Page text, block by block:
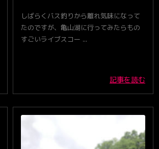
しばらくバス釣りから離れ気味になって
たのですが、亀山湖に行ってみたらもの
すごいライブスコー ...
記事を読む